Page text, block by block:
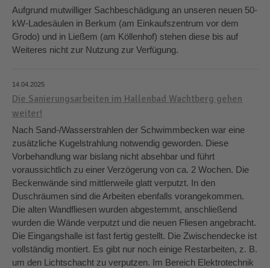
Aufgrund mutwilliger Sachbeschädigung an unseren neuen 50-
kW-Ladesäulen in Berkum (am Einkaufszentrum vor dem
Grodo) und in Ließem (am Köllenhof) stehen diese bis auf
Weiteres nicht zur Nutzung zur Verfügung.
14.04.2025
Die Sanierungsarbeiten im Hallenbad Wachtberg gehen
weiter!
Nach Sand-/Wasserstrahlen der Schwimmbecken war eine
zusätzliche Kugelstrahlung notwendig geworden. Diese
Vorbehandlung war bislang nicht absehbar und führt
voraussichtlich zu einer Verzögerung von ca. 2 Wochen. Die
Beckenwände sind mittlerweile glatt verputzt. In den
Duschräumen sind die Arbeiten ebenfalls vorangekommen.
Die alten Wandfliesen wurden abgestemmt, anschließend
wurden die Wände verputzt und die neuen Fliesen angebracht.
Die Eingangshalle ist fast fertig gestellt. Die Zwischendecke ist
vollständig montiert. Es gibt nur noch einige Restarbeiten, z. B.
um den Lichtschacht zu verputzen. Im Bereich Elektrotechnik